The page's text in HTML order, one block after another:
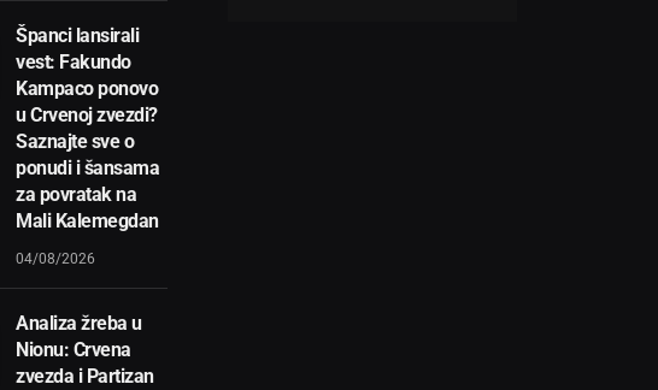
Španci lansirali
vest: Fakundo
Kampaco ponovo
u Crvenoj zvezdi?
Saznajte sve o
ponudi i šansama
za povratak na
Mali Kalemegdan
04/08/2026
Analiza žreba u
Nionu: Crvena
zvezda i Partizan